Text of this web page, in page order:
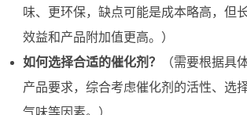
味、更环保，缺点可能是成本略高，但
效益和产品附加值更高。）
如何选择合适的催化剂？
（需要根据具
产品要求，综合考虑催化剂的活性、选
气味等因素。）